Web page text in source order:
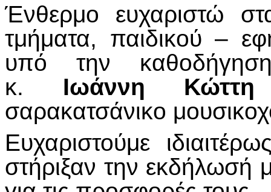
Ένθερμο ευχαριστώ
τμήματα, παιδικού –
υπό την
κ. Ιωάννη Κώττη
σαρακατσάνικο
Ευχαριστούμε
στήριξαν την εκδήλωσή